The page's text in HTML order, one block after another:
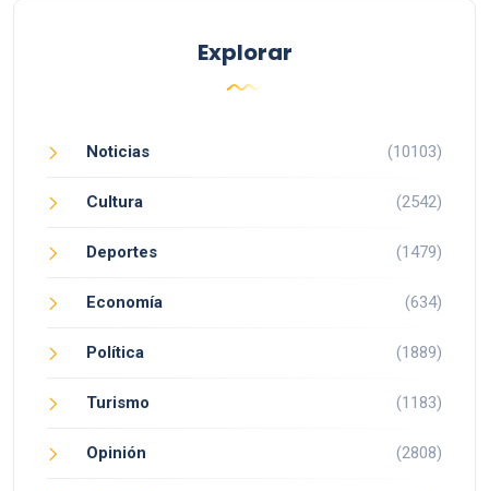
Explorar
Noticias (10103)
Cultura (2542)
Deportes (1479)
Economía (634)
Política (1889)
Turismo (1183)
Opinión (2808)